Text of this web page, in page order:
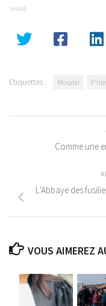
SHARE
Étiquettes : Moratel
Comme une
L’Abbaye des
VOUS AIMEREZ